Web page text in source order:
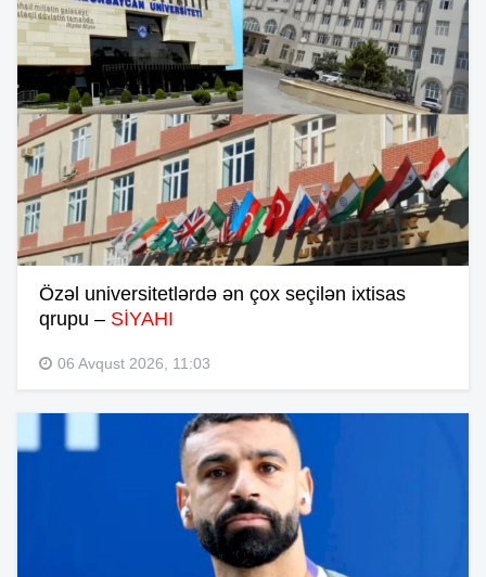
Özəl universitetlərdə ən çox seçilən ixtisas
qrupu – SİYAHI
06 Avqust 2026, 11:03